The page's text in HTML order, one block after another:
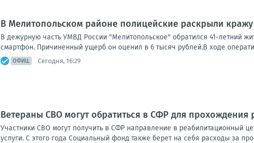
В Мелитопольском районе полицейские раскрыли
В дежурную часть УМВД России "Мелитопольское" обратился 41-летний
смартфон. Причиненный ущерб он оценил в 6 тысяч рублей.В ходе
ОФИЦ. Сегодня, 16:29
Ветераны СВО могут обратиться в СФР для прохождения
Участники СВО могут получить в СФР направление в реабилитационный
услуги. С этого года Социальный фонд также берет на себя расходы за